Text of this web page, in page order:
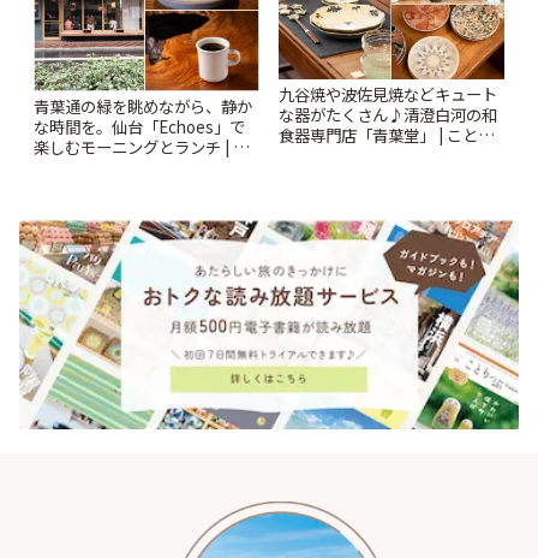
青葉通の緑を眺めながら、静か
な時間を。仙台「Echoes」で
楽しむモーニングとランチ | こ
九谷焼や波佐見焼などキュート
な器がたくさん♪清澄白河の和
食器専門店「青葉堂」 | ことり